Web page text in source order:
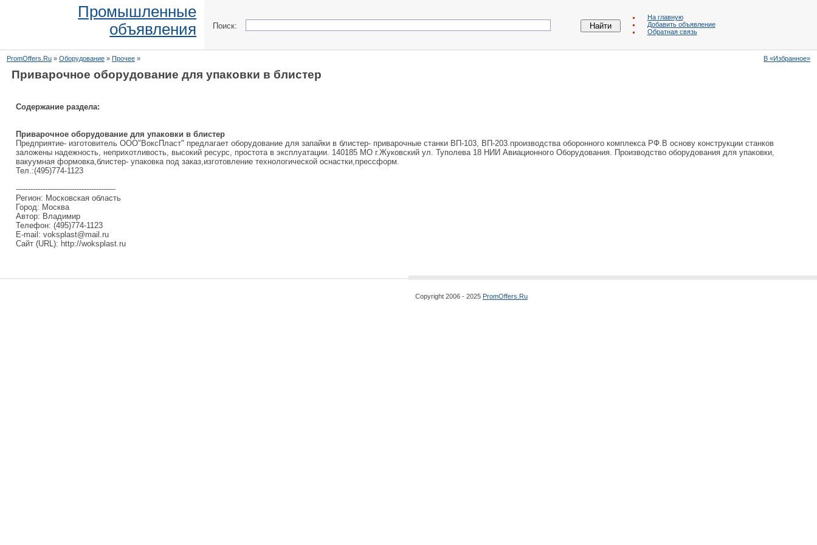
Промышленные
объявления
Поиск:
На главную
Добавить объявление
Обратная связь
PromOffers.Ru» Оборудование» Прочее» В «Избранное»
Приварочное оборудование для упаковки в блистер
Содержание раздела:
Приварочное оборудование для упаковки в блистер
Предприятие- изготовитель ООО"ВоксПласт" предлагает оборудование для запайки в блистер- приварочныe станки ВП-103, ВП-203.производства оборонного комплекса РФ.В основу конструкции станков
заложены надежность, неприхотливость, высокий ресурс, простота в эксплуатации. 140185 МО г.Жуковский ул. Туполева 18 НИИ Авиационного Оборудования. Производство оборудования для упаковки,
вакуумная формовка,блистер- упаковка под заказ,изготовление технологической оснастки,прессформ.
Тел.:(495)774-1123
-----------------------------------------
Регион: Московская область
Город: Москва
Автор: Владимир
Телефон: (495)774-1123
E-mail: voksplast@mail.ru
Сайт (URL): http://woksplast.ru
Copyright 2006 - 2025 PromOffers.Ru